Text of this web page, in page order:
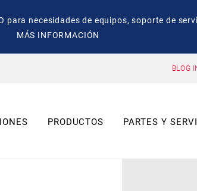
para necesidades de equipos, soporte de
MÁS INFORMACIÓN
BLOG
PRODUCTOS PARTES Y